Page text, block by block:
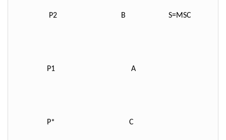
P2 B S=MSC
P1 A
P* C